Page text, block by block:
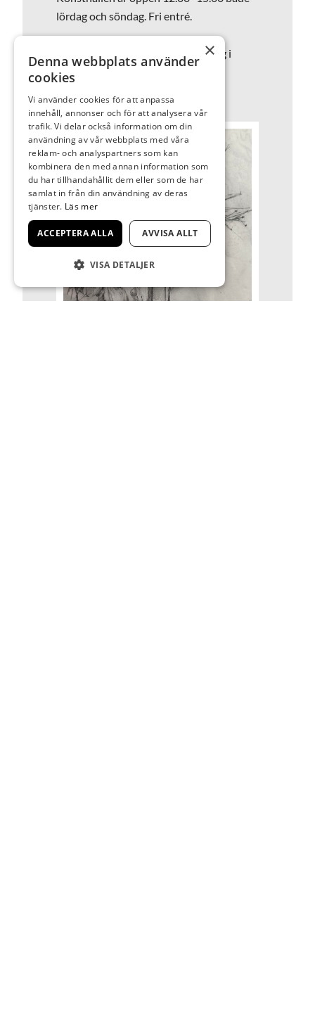
lördag och söndag. Fri entré.
Bild: Sven-Erik Johansson, teckning i
blyerts, 1997. Privat ägo.
×
Denna webbplats använder
cookies
Vi använder cookies för att anpassa
innehåll, annonser och för att analysera vår
trafik. Vi delar också information om din
användning av vår webbplats med våra
reklam- och analyspartners som kan
kombinera den med annan information som
du har tillhandahållit dem eller som de har
samlat in från din användning av deras
tjänster. Läs mer
ACCEPTERA ALLA AVVISA ALLT
VISA DETALJER